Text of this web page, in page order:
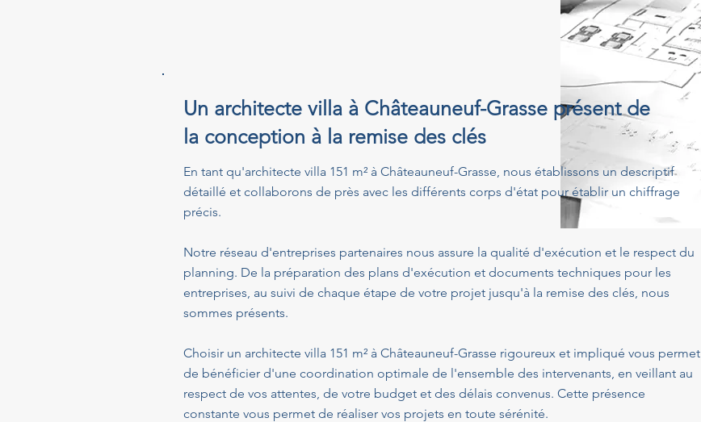
Un architecte villa à Châteauneuf-Grasse présent de
la conception à la remise des clés
En tant qu'architecte villa 151 m² à Châteauneuf-Grasse, nous établissons un descriptif
détaillé et collaborons de près avec les différents corps d'état pour établir un chiffrage
précis.
Notre réseau d'entreprises partenaires nous assure la qualité d'exécution et le respect du
planning. De la préparation des plans d'exécution et documents techniques pour les
entreprises, au suivi de chaque étape de votre projet jusqu'à la remise des clés, nous
sommes présents.
Choisir un architecte villa 151 m² à Châteauneuf-Grasse rigoureux et impliqué vous permet
de bénéficier d'une coordination optimale de l'ensemble des intervenants, en veillant au
respect de vos attentes, de votre budget et des délais convenus. Cette présence
constante vous permet de réaliser vos projets en toute sérénité.